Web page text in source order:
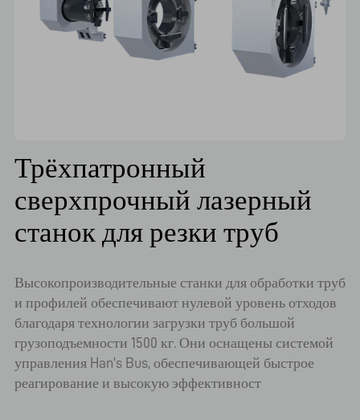
Трёхпатронный
сверхпрочный лазерный
станок для резки труб
Высокопроизводительные станки для обработки труб
и профилей обеспечивают нулевой уровень отходов
благодаря технологии загрузки труб большой
грузоподъемности 1500 кг. Они оснащены системой
управления Han's Bus, обеспечивающей быстрое
реагирование и высокую эффективност